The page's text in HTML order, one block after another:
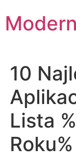
to
content
10
Lista
Roku%